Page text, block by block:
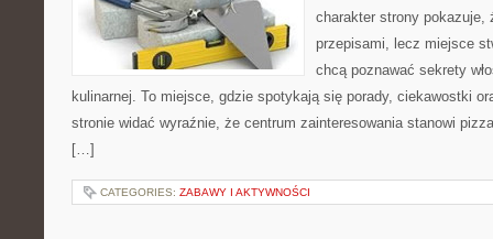
charakter strony pokazuje,
przepisami, lecz miejsce
chcą poznawać sekrety
kulinarnej. To miejsce, gdzie spotykają się porady, ciekawostki
stronie widać wyraźnie, że centrum zainteresowania stanowi
[…]
CATEGORIES: ZABAWY I AKTYWNOŚCI